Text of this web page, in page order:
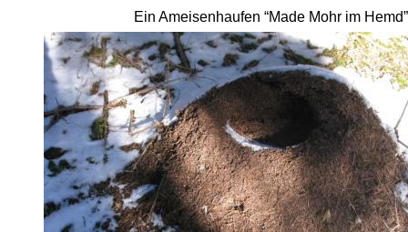
Ein Ameisenhaufen “Made Mohr im Hemd”